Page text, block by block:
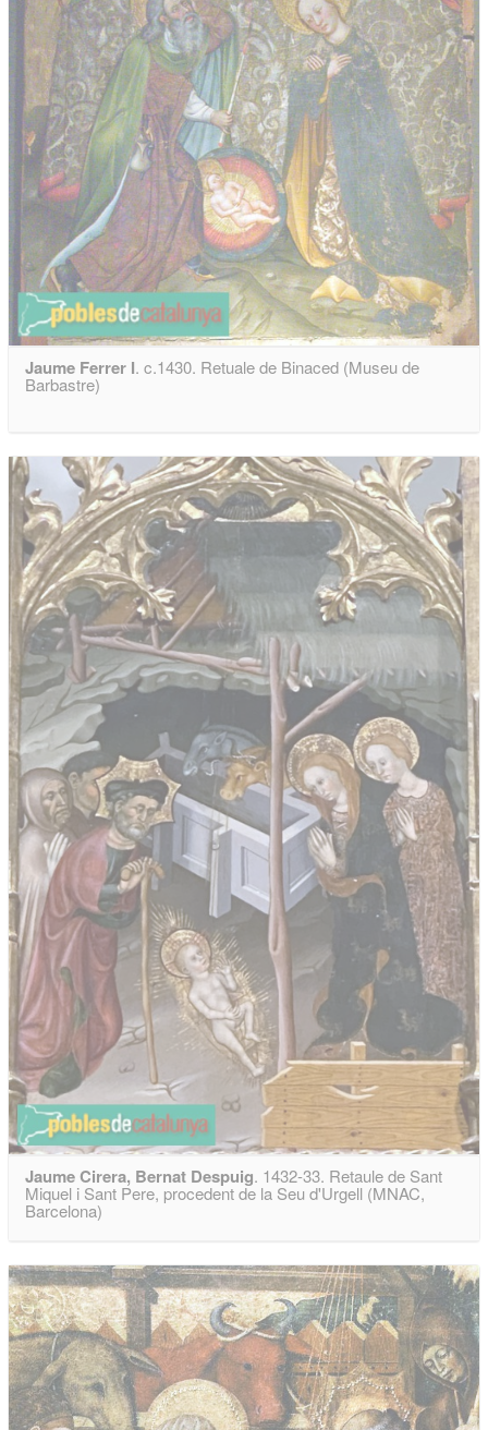
Jaume Ferrer I. c.1430. Retuale de Binaced (Museu de
Barbastre)
Jaume Cirera, Bernat Despuig. 1432-33. Retaule de Sant
Miquel i Sant Pere, procedent de la Seu d'Urgell (MNAC,
Barcelona)